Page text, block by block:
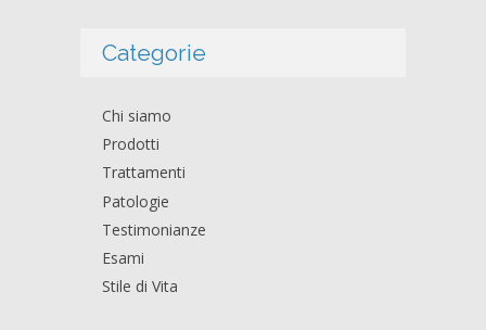
Categorie
Chi siamo
Prodotti
Trattamenti
Patologie
Testimonianze
Esami
Stile di Vita